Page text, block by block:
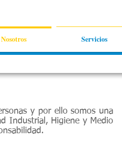
Nosotros Servicios
y por ello somos una
Industrial, Higiene y Medio